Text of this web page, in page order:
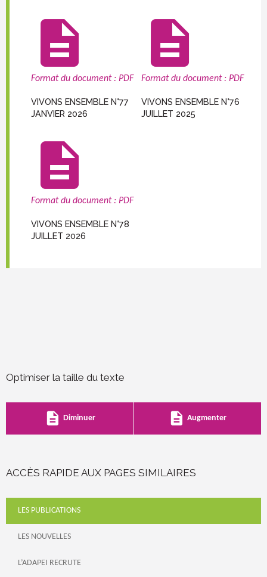
description
Format du document : PDF
VIVONS ENSEMBLE N°77
JANVIER 2026
description
Format du document : PDF
VIVONS ENSEMBLE N°76
JUILLET 2025
description
Format du document : PDF
VIVONS ENSEMBLE N°78
JUILLET 2026
Optimiser la taille du texte
description Diminuer description Augmenter
ACCÈS RAPIDE AUX PAGES SIMILAIRES
LES PUBLICATIONS
LES NOUVELLES
L’ADAPEI RECRUTE